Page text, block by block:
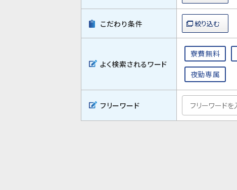
こだわり条件
よく検索されるワード
寮費無料
夜勤専属
フリーワード